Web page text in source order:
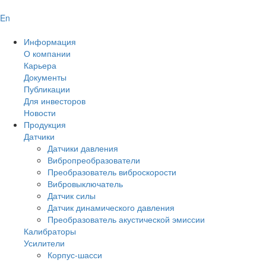
En
Информация
О компании
Карьера
Документы
Публикации
Для инвесторов
Новости
Продукция
Датчики
Датчики давления
Вибропреобразователи
Преобразователь виброскорости
Вибровыключатель
Датчик силы
Датчик динамического давления
Преобразователь акустической эмиссии
Калибраторы
Усилители
Корпус-шасси